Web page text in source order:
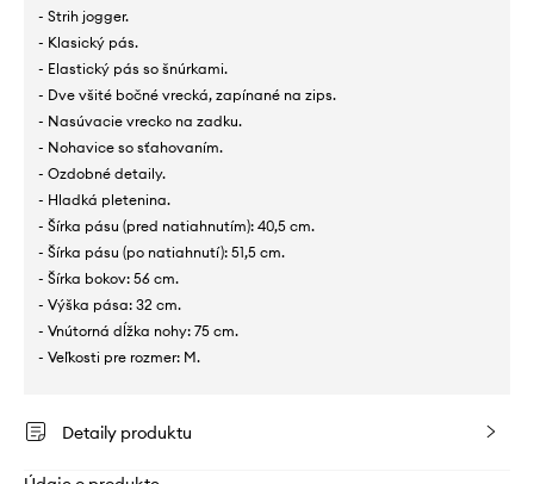
- Strih jogger.
- Klasický pás.
- Elastický pás so šnúrkami.
- Dve všité bočné vrecká, zapínané na zips.
- Nasúvacie vrecko na zadku.
- Nohavice so sťahovaním.
- Ozdobné detaily.
- Hladká pletenina.
- Šírka pásu (pred natiahnutím): 40,5 cm.
- Šírka pásu (po natiahnutí): 51,5 cm.
- Šírka bokov: 56 cm.
- Výška pása: 32 cm.
- Vnútorná dĺžka nohy: 75 cm.
- Veľkosti pre rozmer: M.
Detaily produktu